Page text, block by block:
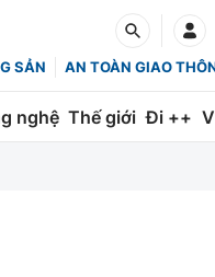
SẢN AN TOÀN GIAO
nghệ Thế giới Đi ++